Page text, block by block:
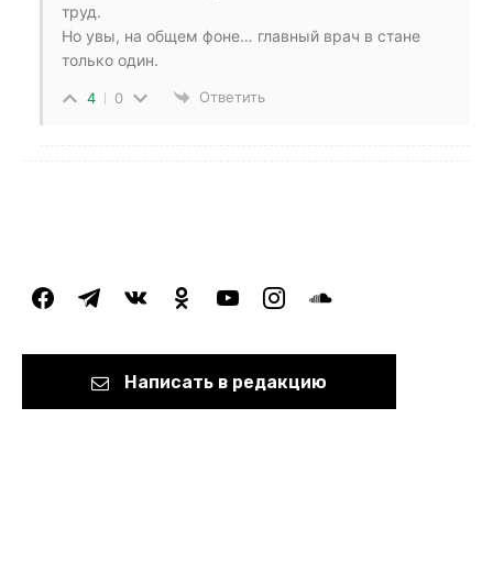
труд.
Но увы, на общем фоне… главный врач в стане
только один.
4 0 Ответить
facebooktelegramvkontakteodnoklassniki
youtubeinstagramsoundcloud
Написать в редакцию